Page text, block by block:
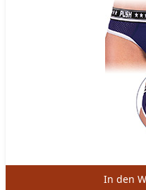
In den